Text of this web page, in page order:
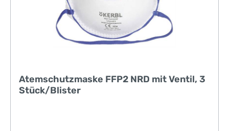
Atemschutzmaske FFP2 NRD mit Ventil, 3
Stück/Blister